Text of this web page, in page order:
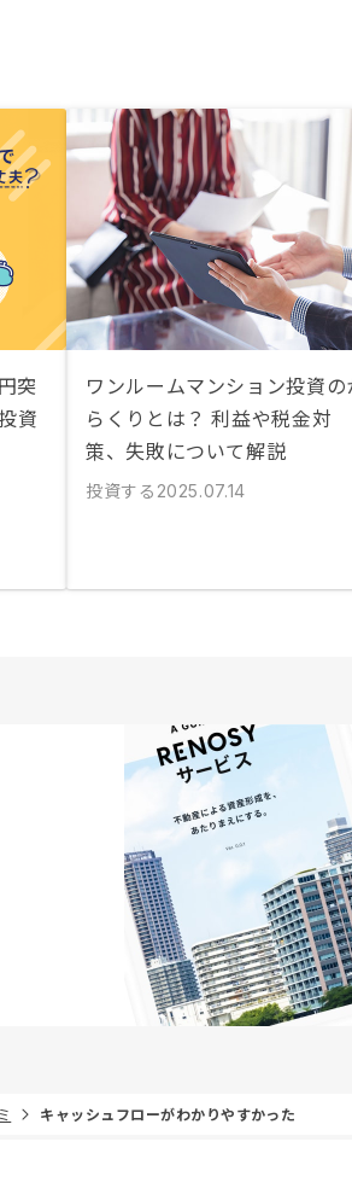
突
資
ワンルームマンション投資の
らくりとは？ 利益や税金対
策、失敗について解説
投資する 2025.07.14
キャッシュフローがわかりやすかった